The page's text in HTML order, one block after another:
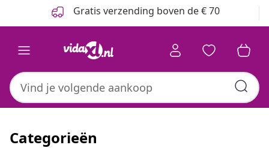
Gratis verzending boven de € 70
Categorieën